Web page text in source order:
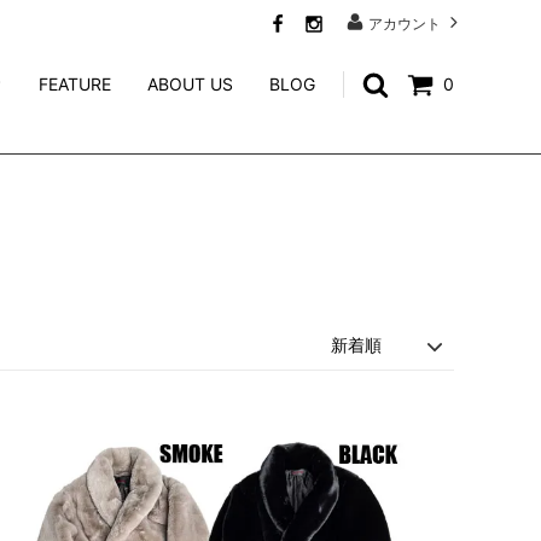
アカウント
0
TACORIDE
FEATURE ABOUT US BLOG